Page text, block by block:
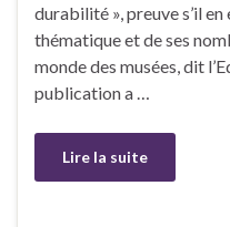
durabilité », preuve s’il
thématique et de ses
monde des musées, dit
publication a …
Lire la suite